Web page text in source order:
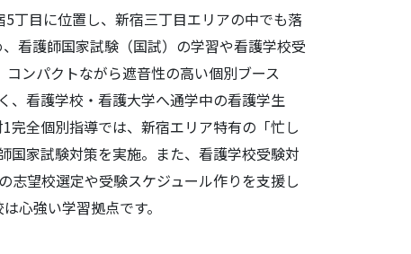
丁目に位置し、新宿三丁目エリアの中でも落
看護師国家試験（国試）の学習や看護学校受
ンパクトながら遮音性の高い個別ブース
、看護学校・看護大学へ通学中の看護学生
完全個別指導では、新宿エリア特有の「忙し
国家試験対策を実施。また、看護学校受験対
志望校選定や受験スケジュール作りを支援し
心強い学習拠点です。